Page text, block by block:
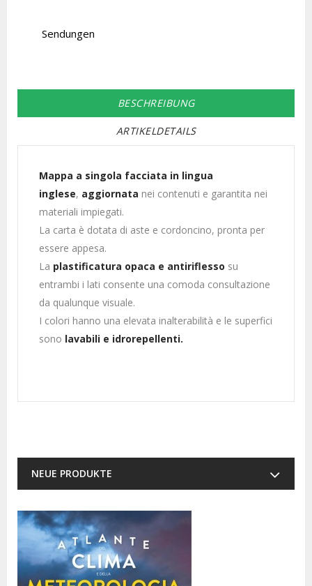
Sendungen
BESCHREIBUNG
ARTIKELDETAILS
Mappa a singola facciata in lingua
inglese, aggiornata nei contenuti e garantita nei
materiali impiegati.
La carta è dotata di aste e cordoncino, pronta per
essere appesa.
La plastificatura opaca e antiriflesso su
entrambi i lati consente una comoda consultazione
da qualunque visuale.
I colori hanno una elevata inalterabilità e le superfici
sono lavabili e idrorepellenti.
NEUE PRODUKTE